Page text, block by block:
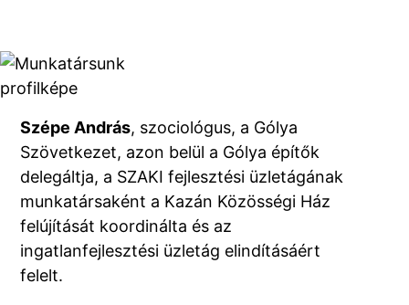
Szépe András, szociológus, a Gólya
Szövetkezet, azon belül a Gólya építők
delegáltja, a SZAKI fejlesztési üzletágának
munkatársaként a Kazán Közösségi Ház
felújítását koordinálta és az
ingatlanfejlesztési üzletág elindításáért
felelt.